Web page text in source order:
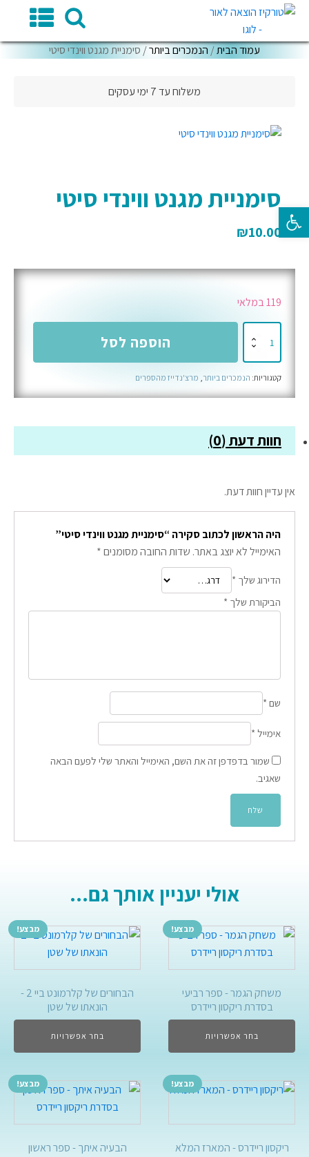
עמוד הבית/ הנמכרים ביותר/ סימניית מגנט ווינדי סיטי
משלוח עד 7 ימי עסקים
סימניית מגנט ווינדי סיטי
₪10.00
119 במלאי
מגנט
ווינדי
הוספה לסל
קטגוריות: הנמכרים ביותר, מרצ'נדייז מהספרים
חוות דעת (0)
אין עדיין חוות דעת.
היה הראשון לכתוב סקירה “סימניית מגנט ווינדי סיטי”
האימייל לא יוצג באתר. שדות החובה מסומנים*
הדירוג שלך *
הביקורת שלך *
שם *
אימייל *
שמור בדפדפן זה את השם, האימייל והאתר שלי לפעם הבאה
שאגיב.
אולי יעניין אותך גם...
מבצע!
משחק הגמר - ספר רביעי
בסדרת ריקסון ריידרס
בחר אפשרויות
מבצע!
הבחורים של קלרמונט ביי 2 -
הונאתו של שטן
בחר אפשרויות
מבצע!
ריקסון ריידרס - המארז המלא
מבצע!
הבעיה איתך - ספר ראשון
פתח סרגל נגישות